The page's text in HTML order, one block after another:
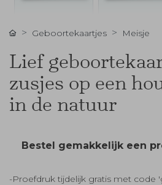
Geboortekaartjes Meisje
Lief
zusjes op een
in de natuur
Bestel gemakkelijk een
-Proefdruk tijdelijk gratis met code